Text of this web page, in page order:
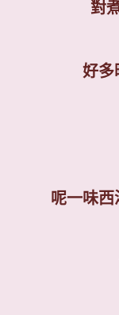
對
好多
呢一味